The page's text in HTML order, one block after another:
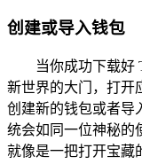
创建或导入钱包
当你成功下载好
新世界的大门，打开
创建新的钱包或者导
统会如同一位神秘的
就像是一把打开宝藏